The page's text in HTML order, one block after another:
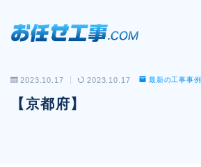
MENU
会社概要
2023.10.17 2023.10.17 最新の工事事例
【京都府】